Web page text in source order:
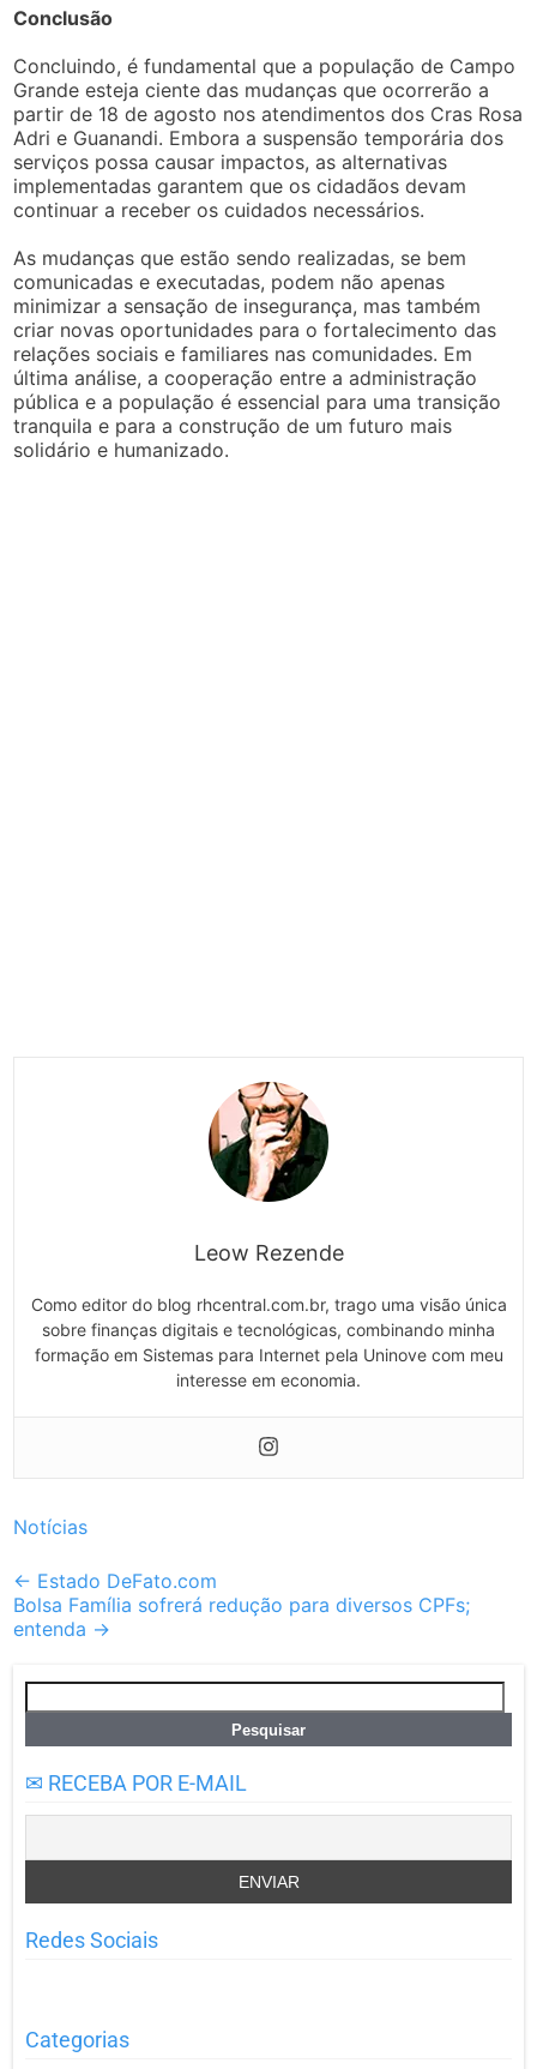
Conclusão
Concluindo, é fundamental que a população de Campo
Grande esteja ciente das mudanças que ocorrerão a
partir de 18 de agosto nos atendimentos dos Cras Rosa
Adri e Guanandi. Embora a suspensão temporária dos
serviços possa causar impactos, as alternativas
implementadas garantem que os cidadãos devam
continuar a receber os cuidados necessários.
As mudanças que estão sendo realizadas, se bem
comunicadas e executadas, podem não apenas
minimizar a sensação de insegurança, mas também
criar novas oportunidades para o fortalecimento das
relações sociais e familiares nas comunidades. Em
última análise, a cooperação entre a administração
pública e a população é essencial para uma transição
tranquila e para a construção de um futuro mais
solidário e humanizado.
Leow Rezende
Como editor do blog rhcentral.com.br, trago uma visão única
sobre finanças digitais e tecnológicas, combinando minha
formação em Sistemas para Internet pela Uninove com meu
interesse em economia.
Notícias
Post
navigation
← Estado DeFato.com
Bolsa Família sofrerá redução para diversos CPFs;
entenda →
por:
✉ RECEBA POR E-MAIL
Redes Sociais
Categorias